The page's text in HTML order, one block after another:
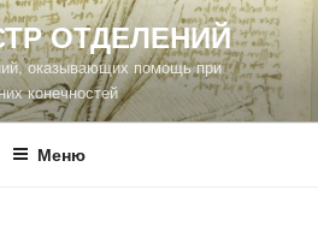
ОТДЕЛЕНИЙ
оказывающих помощь при
конечностей
Меню